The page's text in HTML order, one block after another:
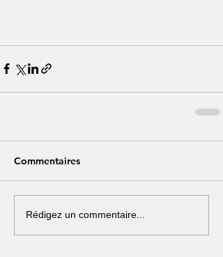
Commentaires
Rédigez un commentaire...